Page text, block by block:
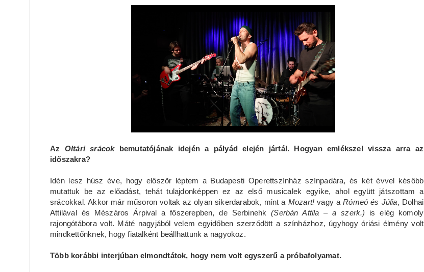
Az Oltári srácokbemutatójának idején a pályád elején jártál. Hogyan emlékszel vissza arra az
időszakra?
Idén lesz húsz éve, hogy először léptem a Budapesti Operettszínház színpadára, és két évvel később
mutattuk be az előadást, tehát tulajdonképpen ez az első musicalek egyike, ahol együtt játszottam a
srácokkal. Akkor már műsoron voltak az olyan sikerdarabok, mint a Mozart! vagy aRómeó és Júlia, Dolhai
Attilával és Mészáros Árpival a főszerepben, de Serbinehk(Serbán Attila – a szerk.) is elég komoly
rajongótábora volt. Máté nagyjából velem egyidőben szerződött a színházhoz, úgyhogy óriási élmény volt
mindkettőnknek, hogy fiatalként beállhattunk a nagyokoz.
Több korábbi interjúban elmondtátok, hogy nem volt egyszerű a próbafolyamat.